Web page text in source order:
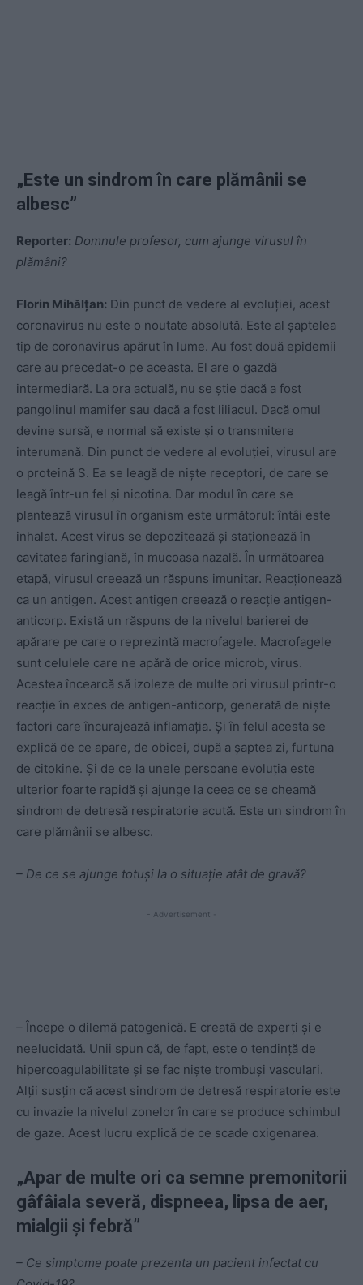
„Este un sindrom în care plămânii se
albesc”
Reporter: Domnule profesor, cum ajunge virusul în
plămâni?
Florin Mihălțan: Din punct de vedere al evoluției, acest
coronavirus nu este o noutate absolută. Este al șaptelea
tip de coronavirus apărut în lume. Au fost două epidemii
care au precedat-o pe aceasta. El are o gazdă
intermediară. La ora actuală, nu se știe dacă a fost
pangolinul mamifer sau dacă a fost liliacul. Dacă omul
devine sursă, e normal să existe și o transmitere
interumană. Din punct de vedere al evoluției, virusul are
o proteină S. Ea se leagă de niște receptori, de care se
leagă într-un fel și nicotina. Dar modul în care se
plantează virusul în organism este următorul: întâi este
inhalat. Acest virus se depozitează și staționează în
cavitatea faringiană, în mucoasa nazală. În următoarea
etapă, virusul creează un răspuns imunitar. Reacționează
ca un antigen. Acest antigen creează o reacție antigen-
anticorp. Există un răspuns de la nivelul barierei de
apărare pe care o reprezintă macrofagele. Macrofagele
sunt celulele care ne apără de orice microb, virus.
Acestea încearcă să izoleze de multe ori virusul printr-o
reacție în exces de antigen-anticorp, generată de niște
factori care încurajează inflamația. Și în felul acesta se
explică de ce apare, de obicei, după a șaptea zi, furtuna
de citokine. Și de ce la unele persoane evoluția este
ulterior foarte rapidă și ajunge la ceea ce se cheamă
sindrom de detresă respiratorie acută. Este un sindrom în
care plămânii se albesc.
– De ce se ajunge totuși la o situație atât de gravă?
- Advertisement -
– Începe o dilemă patogenică. E creată de experți și e
neelucidată. Unii spun că, de fapt, este o tendință de
hipercoagulabilitate și se fac niște trombuși vasculari.
Alții susțin că acest sindrom de detresă respiratorie este
cu invazie la nivelul zonelor în care se produce schimbul
de gaze. Acest lucru explică de ce scade oxigenarea.
„Apar de multe ori ca semne premonitorii
gâfâiala severă, dispneea, lipsa de aer,
mialgii și febră”
– Ce simptome poate prezenta un pacient infectat cu